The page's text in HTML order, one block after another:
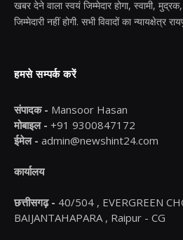
खबर देने वाला स्वयं जिम्मेदार होगा, स्वामी,
जिम्मेदारी नहीं होगी. सभी विवादों का न्यायक्षेत्र
हमसे सम्पर्क करें
संपादक - Mansoor Hasan
मोबाइल - +91 9300847172
ईमेल - admin@newshint24.com
कार्यालय
छत्तीसगढ़ - 40/504 , EVERGREEN
BAIJANTAHAPARA , Raipur - CG